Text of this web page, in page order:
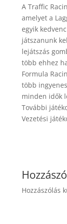
A Traffic
amelyet a
egyik
játszanunk
lejátszás
több ehhez
Formula
több
minden idők
További
Vezetési
Hozzászólás